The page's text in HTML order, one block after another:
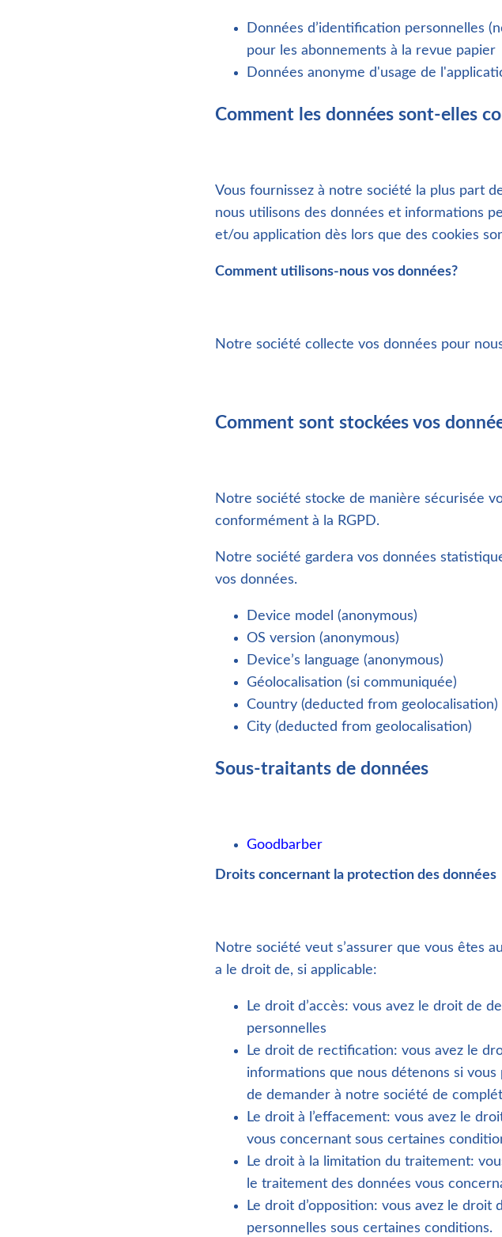
Données d’identification personnelles
pour les abonnements à la revue papier
Données anonyme d'usage de
Comment les données sont-elles
Vous fournissez à notre société la plus part
nous utilisons des données et informations
et/ou application dès lors que des cookies
Comment utilisons-nous vos données?
Notre société collecte vos données pour
Comment sont stockées vos
Notre société stocke de manière sécurisée
conformément à la RGPD.
Notre société gardera vos données
vos données.
Device model (anonymous)
OS version (anonymous)
Device’s language (anonymous)
Géolocalisation (si communiquée)
Country (deducted from geolocalisation)
City (deducted from geolocalisation)
Sous-traitants de données
Goodbarber
Droits concernant la protection des données
Notre société veut s’assurer que vous êtes
a le droit de, si applicable:
Le droit d’accès: vous avez le droit de
personnelles
Le droit de rectification: vous avez le
informations que nous détenons si vous
de demander à notre société de
Le droit à l’effacement: vous avez le
vous concernant sous certaines
Le droit à la limitation du traitement:
le traitement des données vous
Le droit d’opposition: vous avez le
personnelles sous certaines conditions.